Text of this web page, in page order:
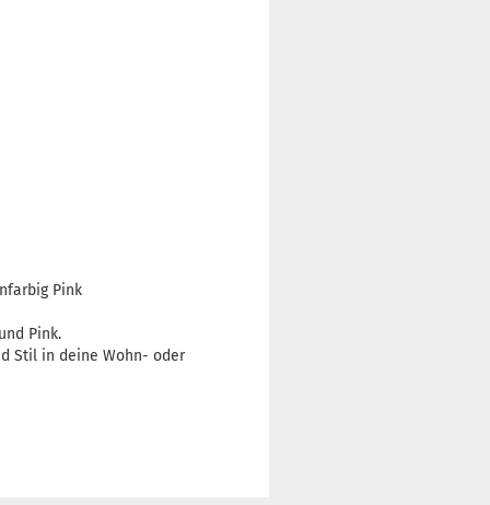
Pink
Pink.
Stil in deine Wohn- oder